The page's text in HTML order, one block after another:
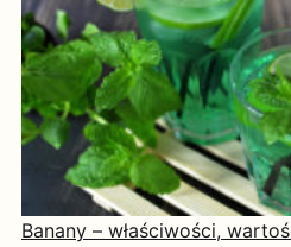
Banany – właściwości,